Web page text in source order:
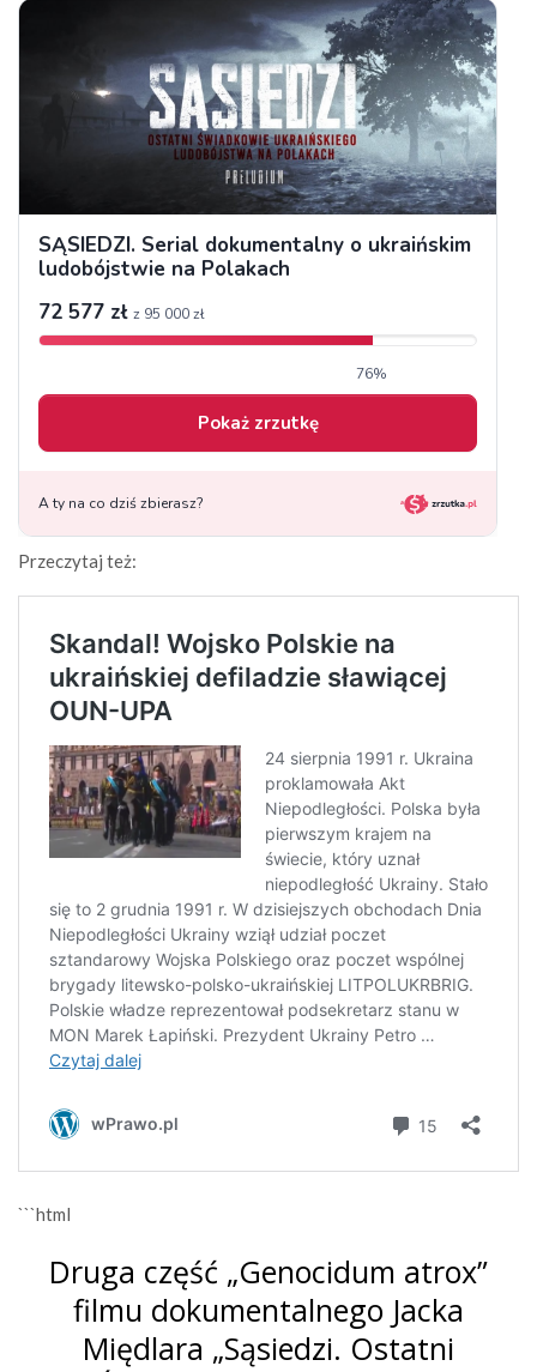
Przeczytaj też:
```html
Druga część „Genocidum atrox”
filmu dokumentalnego Jacka
Międlara „Sąsiedzi. Ostatni